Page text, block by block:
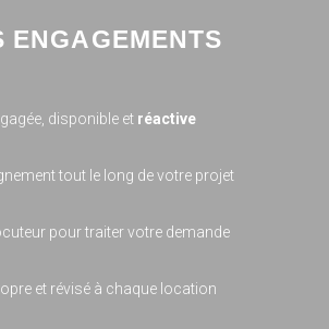
ENGAGEMENTS
disponible et réactive
tout le long de votre projet
pour traiter votre demande
et révisé à chaque location